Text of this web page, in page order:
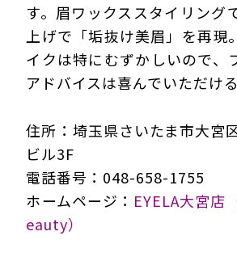
す。眉ワックススタイリング
上げで「垢抜け美眉」を再現
イクは特にむずかしいので、
アドバイスは喜んでいただけ
住所：埼玉県さいたま市大宮
ビル3F
電話番号：048-658-1755
ホームページ： EYELA大宮
eauty）